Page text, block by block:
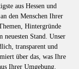
aus Hessen und
den Menschen Ihrer
Hintergründe
Stand. Unser
transparent und
über das, was Ihre
Ihrer Umgebung.